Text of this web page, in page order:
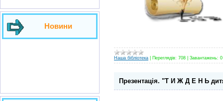
Новини
Наша бібліотека Переглядів: 708 Завантажень: 0
Презентація. "Т И Ж Д Е Н Ь